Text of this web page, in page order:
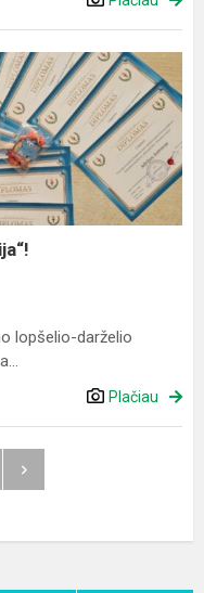
lopšelio-darželio
Plačiau